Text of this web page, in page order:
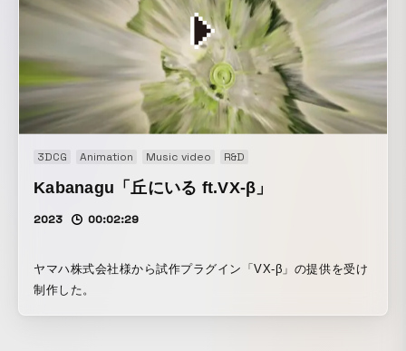
3DCG Animation Music video R&D
Kabanagu「丘にいる ft.VX-β」
2023 00:02:29
ヤマハ株式会社様から試作プラグイン「VX-β」の提供を受け
制作した。